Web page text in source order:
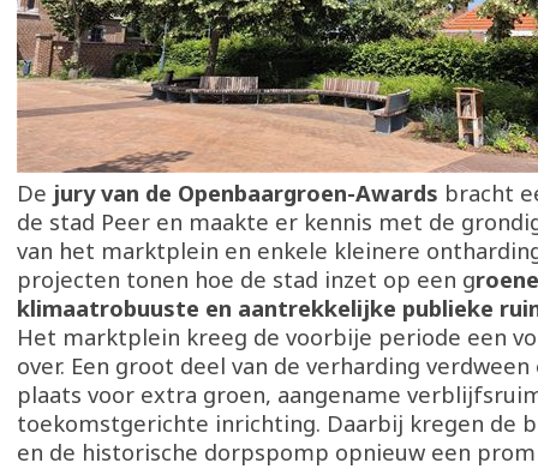
De jury van de Openbaargroen-Awards bracht
de stad Peer en maakte er kennis met de
van het marktplein en enkele kleinere
projecten tonen hoe de stad inzet op een g
klimaatrobuuste en aantrekkelijke publieke
Het marktplein kreeg de voorbije periode een
over. Een groot deel van de verharding
plaats voor extra groen, aangename
toekomstgerichte inrichting. Daarbij kregen de
en de historische dorpspomp opnieuw een